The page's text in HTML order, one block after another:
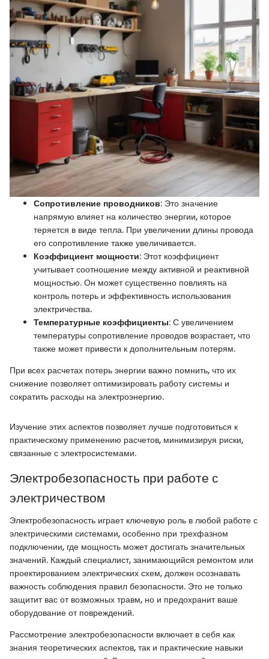
Сопротивление проводников: Это значение
напрямую влияет на количество энергии, которое
теряется в виде тепла. При увеличении длины провода
его сопротивление также увеличивается.
Коэффициент мощности: Этот коэффициент
учитывает соотношение между активной и реактивной
мощностью. Он может существенно повлиять на
контроль потерь и эффективность использования
электричества.
Температурные коэффициенты: С увеличением
температуры сопротивление проводов возрастает, что
также может привести к дополнительным потерям.
При всех расчетах потерь энергии важно помнить, что их
снижение позволяет оптимизировать работу системы и
сократить расходы на электроэнергию.
Изучение этих аспектов позволяет лучше подготовиться к
практическому применению расчетов, минимизируя риски,
связанные с электросистемами.
Электробезопасность при работе с
электричеством
Электробезопасность играет ключевую роль в любой работе с
электрическими системами, особенно при трехфазном
подключении, где мощность может достигать значительных
значений. Каждый специалист, занимающийся ремонтом или
проектированием электрических схем, должен осознавать
важность соблюдения правил безопасности. Это не только
защитит вас от возможных травм, но и предохранит ваше
оборудование от повреждений.
Рассмотрение электробезопасности включает в себя как
знания теоретических аспектов, так и практические навыки